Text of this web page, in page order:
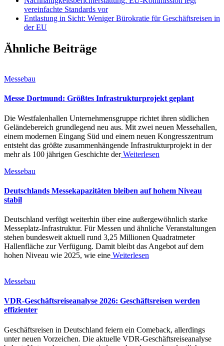
vereinfachte Standards vor
Entlastung in Sicht: Weniger Bürokratie für Geschäftsreisen in
der EU
Ähnliche Beiträge
Messebau
Messe Dortmund: Größtes Infrastrukturprojekt geplant
Die Westfalenhallen Unternehmensgruppe richtet ihren südlichen
Geländebereich grundlegend neu aus. Mit zwei neuen Messehallen,
einem modernen Eingang Süd und einem neuen Kongresszentrum
entsteht das größte zusammenhängende Infrastrukturprojekt in der
mehr als 100 jährigen Geschichte derWeiterlesen
Messebau
Deutschlands Messekapazitäten bleiben auf hohem Niveau
stabil
Deutschland verfügt weiterhin über eine außergewöhnlich starke
Messeplatz-Infrastruktur. Für Messen und ähnliche Veranstaltungen
stehen bundesweit aktuell rund 3,25 Millionen Quadratmeter
Hallenfläche zur Verfügung. Damit bleibt das Angebot auf dem
hohen Niveau wie 2025, wie eine Weiterlesen
Messebau
VDR-Geschäftsreiseanalyse 2026: Geschäftsreisen werden
effizienter
Geschäftsreisen in Deutschland feiern ein Comeback, allerdings
unter neuen Vorzeichen. Die aktuelle VDR-Geschäftsreiseanalyse